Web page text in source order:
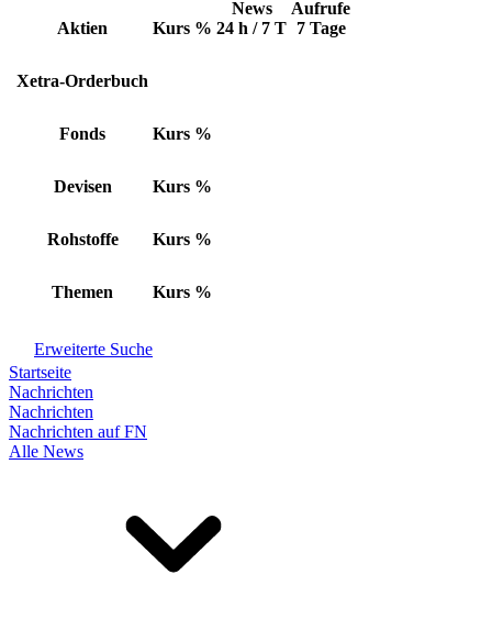
Aktien Kurs %
News
24 h / 7 T
Aufrufe
7 Tage
Xetra-Orderbuch
Fonds Kurs %
Devisen Kurs %
Rohstoffe Kurs %
Themen Kurs %
Erweiterte Suche
Startseite
Nachrichten
Nachrichten
Nachrichten auf FN
Alle News